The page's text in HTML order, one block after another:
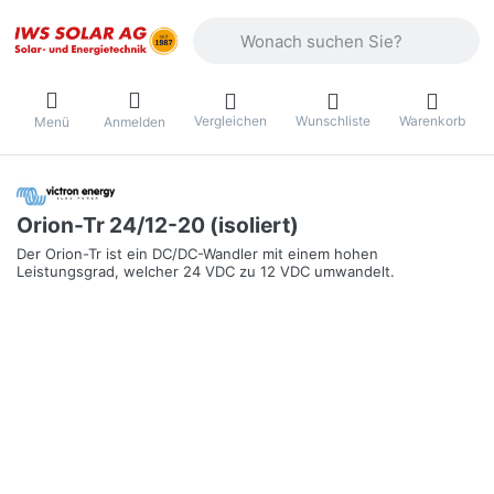
Menü Anmelden Vergleichen Wunschliste Warenkorb
Orion-Tr 24/12-20 (isoliert)
Der Orion-Tr ist ein DC/DC-Wandler mit einem hohen
Leistungsgrad, welcher 24 VDC zu 12 VDC umwandelt.